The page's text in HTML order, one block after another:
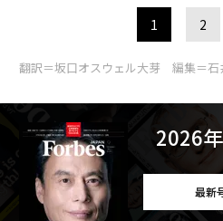
1 2
翻訳＝坂口オスウェル大芽 編集＝石
2026
最新